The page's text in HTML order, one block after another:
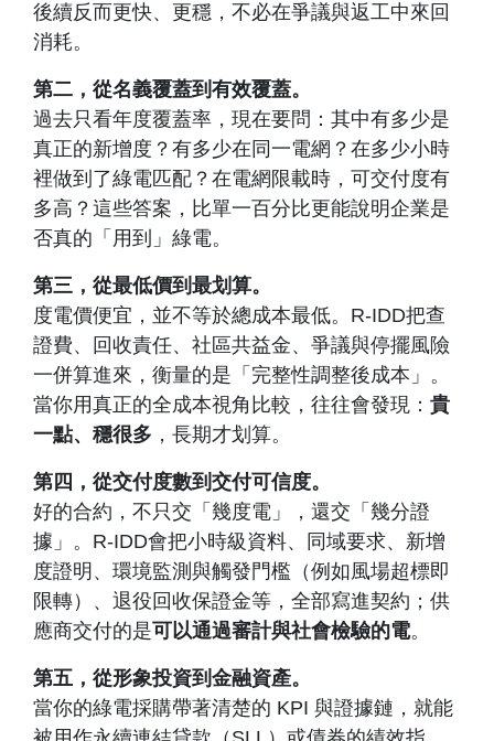
後續反而更快、更穩，不必在爭議與返工中來回
消耗。
第二，從名義覆蓋到有效覆蓋。
過去只看年度覆蓋率，現在要問：其中有多少是
真正的新增度？有多少在同一電網？在多少小時
裡做到了綠電匹配？在電網限載時，可交付度有
多高？這些答案，比單一百分比更能說明企業是
否真的「用到」綠電。
第三，從最低價到最划算。
度電價便宜，並不等於總成本最低。R-IDD把查
證費、回收責任、社區共益金、爭議與停擺風險
一併算進來，衡量的是「完整性調整後成本」。
當你用真正的全成本視角比較，往往會發現： 貴
一點、穩很多 ，長期才划算。
第四，從交付度數到交付可信度。
好的合約，不只交「幾度電」，還交「幾分證
據」。R-IDD會把小時級資料、同域要求、新增
度證明、環境監測與觸發門檻（例如風場超標即
限轉）、退役回收保證金等，全部寫進契約；供
應商交付的是可以通過審計與社會檢驗的電。
第五，從形象投資到金融資產。
當你的綠電採購帶著清楚的 KPI 與證據鏈，就能